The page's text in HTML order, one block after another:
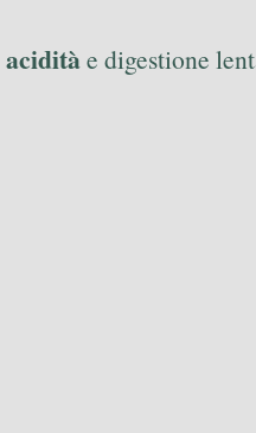
aciditàe digestione